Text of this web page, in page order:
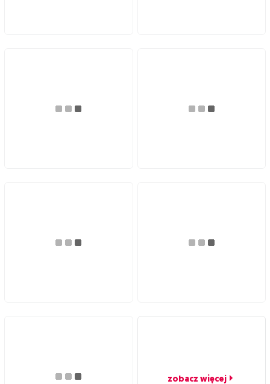
zobacz więcej